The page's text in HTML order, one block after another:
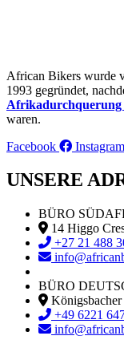
African Bikers wurde
1993 gegründet,
Afrikadurchquerung
waren.
Facebook
Instagram
UNSERE
BÜRO
14 Higgo
+27 21 488
BÜRO
+49 6221